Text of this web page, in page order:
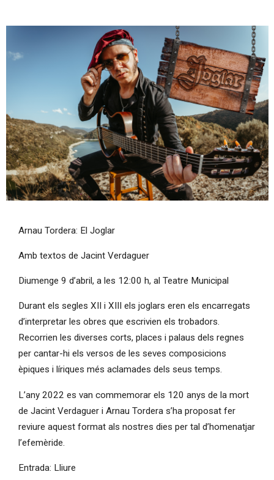
Arnau Tordera: El Joglar
Amb textos de Jacint Verdaguer
Diumenge 9 d’abril, a les 12:00 h, al Teatre Municipal
Durant els segles XII i XIII els joglars eren els encarregats
d’interpretar les obres que escrivien els trobadors.
Recorrien les diverses corts, places i palaus dels regnes
per cantar-hi els versos de les seves composicions
èpiques i líriques més aclamades dels seus temps.
L’any 2022 es van commemorar els 120 anys de la mort
de Jacint Verdaguer i Arnau Tordera s’ha proposat fer
reviure aquest format als nostres dies per tal d’homenatjar
l’efemèride.
Entrada: Lliure